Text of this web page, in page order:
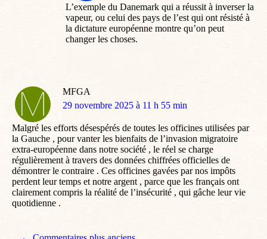
L’exemple du Danemark qui a réussit à inverser la
vapeur, ou celui des pays de l’est qui ont résisté à
la dictature européenne montre qu’on peut
changer les choses.
MFGA
dit
29 novembre 2025 à 11 h 55 min
Malgré les efforts désespérés de toutes les officines utilisées par
la Gauche , pour vanter les bienfaits de l’invasion migratoire
extra-européenne dans notre société , le réel se charge
régulièrement à travers des données chiffrées officielles de
démontrer le contraire . Ces officines gavées par nos impôts
perdent leur temps et notre argent , parce que les français ont
clairement compris la réalité de l’insécurité , qui gâche leur vie
quotidienne .